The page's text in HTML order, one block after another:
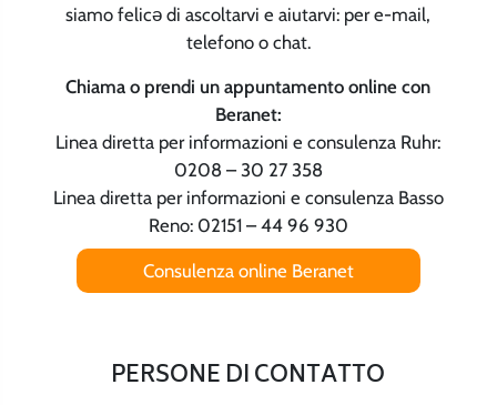
siamo felicə di ascoltarvi e aiutarvi: per e-mail,
telefono o chat.
Chiama o prendi un appuntamento online con
Beranet:
Linea diretta per informazioni e consulenza Ruhr:
0208 – 30 27 358
Linea diretta per informazioni e consulenza Basso
Reno: 02151 – 44 96 930
Consulenza online Beranet
PERSONE DI CONTATTO